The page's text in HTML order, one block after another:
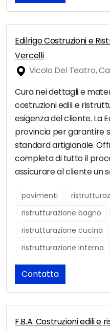
Edilrigo Costruzioni e
Vercelli
Vicolo Del Teatro,
Cura nei dettagli e
costruzioni edili e
esigenza del cliente. La
provincia per garantire
standard artigianale.
completa di tutto il
assicurare al cliente un
pavimenti
ristrutturazione bagno
ristrutturazione cucina
ristrutturazione interna
Contatta
F.B.A. Costruzioni edili e